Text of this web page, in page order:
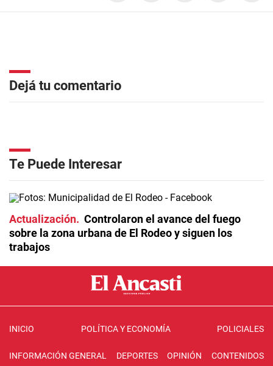
Dejá tu comentario
Te Puede Interesar
Actualización
Controlaron el avance del fuego
sobre la zona urbana de El Rodeo y siguen los
trabajos
INICIO POLÍTICA Y ECONOMÍA POLICIALES
INFORMACIÓN GENERAL DEPORTES OPINIÓN CONTENIDOS